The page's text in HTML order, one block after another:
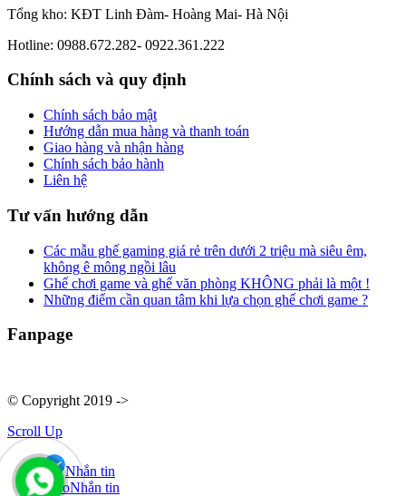
Tổng kho: KĐT Linh Đàm- Hoàng Mai- Hà Nội
Hotline: 0988.672.282- 0922.361.222
Chính sách và quy định
Chính sách bảo mật
Hướng dẫn mua hàng và thanh toán
Giao hàng và nhận hàng
Chính sách bảo hành
Liên hệ
Tư vấn hướng dẫn
Các mẫu ghế gaming giá rẻ trên dưới 2 triệu mà siêu êm,
không ê mông ngồi lâu
Ghế chơi game và ghế văn phòng KHÔNG phải là một !
Những điểm cần quan tâm khi lựa chọn ghế chơi game ?
Fanpage
© Copyright 2019 ->
Scroll Up
Nhắn tin
ZaloNhắn tin